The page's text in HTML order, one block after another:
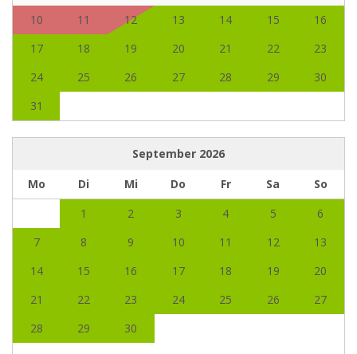
10
11 12 13 14 15
16
17
18 19 20 21 22
23
24
25 26 27 28 29
30
31
September 2026
Mo
Di Mi Do Fr Sa
So
1
2 3 4 5
6
7
8 9 10 11 12
13
14
15 16 17 18 19
20
21
22 23 24 25 26
27
28
29 30